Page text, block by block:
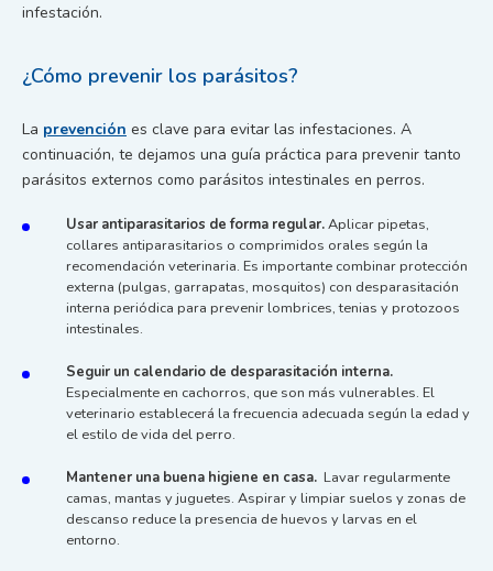
infestación.
¿Cómo prevenir los parásitos?
La prevención es clave para evitar las infestaciones. A
continuación, te dejamos una guía práctica para prevenir tanto
parásitos externos como parásitos intestinales en perros.
Usar antiparasitarios de forma regular.Aplicar pipetas,
collares antiparasitarios o comprimidos orales según la
recomendación veterinaria. Es importante combinar protección
externa (pulgas, garrapatas, mosquitos) con desparasitación
interna periódica para prevenir lombrices, tenias y protozoos
intestinales.
Seguir un calendario de desparasitación interna.
Especialmente en cachorros, que son más vulnerables. El
veterinario establecerá la frecuencia adecuada según la edad y
el estilo de vida del perro.
Mantener una buena higiene en casa. Lavar regularmente
camas, mantas y juguetes. Aspirar y limpiar suelos y zonas de
descanso reduce la presencia de huevos y larvas en el
entorno.